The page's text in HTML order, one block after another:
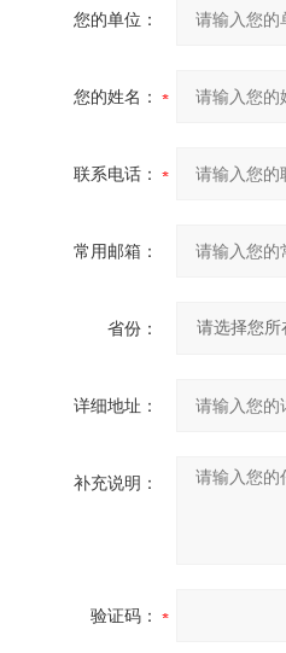
您的单位：
您的姓名：
联系电话：
常用邮箱：
省份：
详细地址：
补充说明：
验证码：